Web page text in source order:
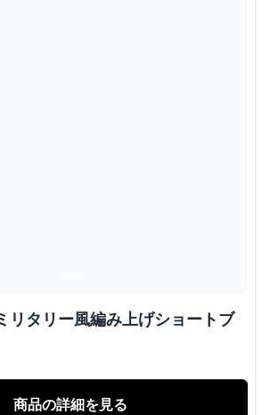
リタリー風編み上げショートブ
商品の詳細を見る